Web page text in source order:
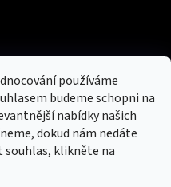
používáme
budeme schopni na
nabídky našich
dokud nám nedáte
souhlas, klikněte na